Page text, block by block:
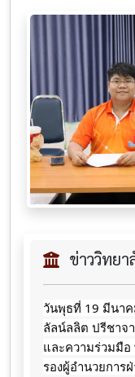
ข่าววิทย
วันพุธที่ 19 มีนาค
ลัลน์ลลิต ปรีชาจ
และความร่วมมื
รองผู้อำนวยการ